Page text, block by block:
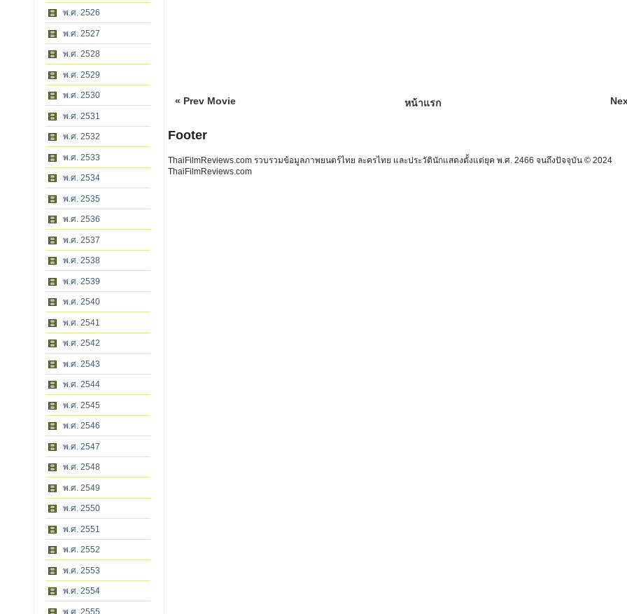
พ.ศ. 2526
พ.ศ. 2527
พ.ศ. 2528
พ.ศ. 2529
พ.ศ. 2530
พ.ศ. 2531
พ.ศ. 2532
พ.ศ. 2533
พ.ศ. 2534
พ.ศ. 2535
พ.ศ. 2536
พ.ศ. 2537
พ.ศ. 2538
พ.ศ. 2539
พ.ศ. 2540
พ.ศ. 2541
พ.ศ. 2542
พ.ศ. 2543
พ.ศ. 2544
พ.ศ. 2545
พ.ศ. 2546
พ.ศ. 2547
พ.ศ. 2548
พ.ศ. 2549
พ.ศ. 2550
พ.ศ. 2551
พ.ศ. 2552
พ.ศ. 2553
พ.ศ. 2554
พ.ศ. 2555
« Prev Movie หน้าแรก
Footer
ThaiFilmReviews.com รวบรวมข้อมูลภาพยนตร์ไทย ละครไทย และประวัตินักแสดงตั้งแต่ยุค พ.ศ. 2466 จนถึงปัจจุบัน © 2024
ThaiFilmReviews.com